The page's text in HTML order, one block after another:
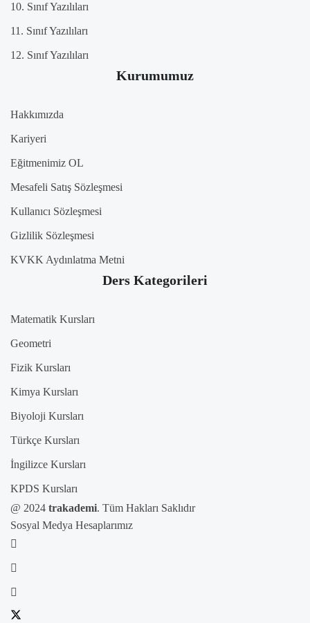
10. Sınıf Yazılıları
11. Sınıf Yazılıları
12. Sınıf Yazılıları
Kurumumuz
Hakkımızda
Kariyeri
Eğitmenimiz OL
Mesafeli Satış Sözleşmesi
Kullanıcı Sözleşmesi
Gizlilik Sözleşmesi
KVKK Aydınlatma Metni
Ders Kategorileri
Matematik Kursları
Geometri
Fizik Kursları
Kimya Kursları
Biyoloji Kursları
Türkçe Kursları
İngilizce Kursları
KPDS Kursları
@ 2024 trakademi. Tüm Hakları Saklıdır
Sosyal Medya Hesaplarımız